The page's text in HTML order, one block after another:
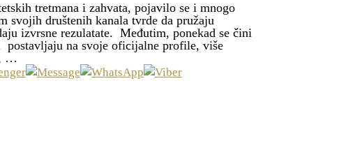
tretmana i zahvata, pojavilo se i mnogo
svojih društenih kanala tvrde da pružaju
izvrsne rezulatate. Međutim, ponekad se čini
postavljaju na svoje oficijalne profile, više
…